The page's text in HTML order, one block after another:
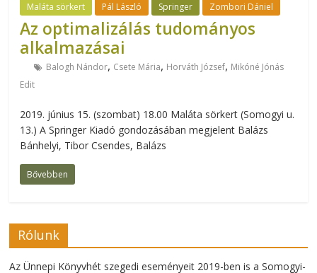
Maláta sörkert
Pál László Springer Zombori Dániel
Az optimalizálás tudományos
alkalmazásai
Balogh Nándor, Csete Mária, Horváth József, Mikóné Jónás
Edit
2019. június 15. (szombat) 18.00 Maláta sörkert (Somogyi u.
13.) A Springer Kiadó gondozásában megjelent Balázs
Bánhelyi, Tibor Csendes, Balázs
Bővebben
Rólunk
Az Ünnepi Könyvhét szegedi eseményeit 2019-ben is a Somogyi-